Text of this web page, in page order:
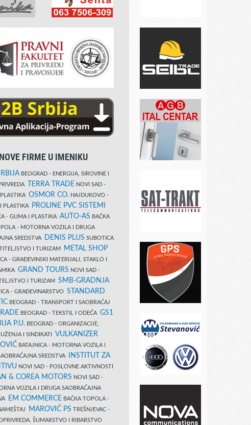
NOVE FIRME U IMENIKU
BEOGRAD - ENERGIJA, SIROVINE I
TERRA TRADE NOVI SAD -
OSMOR CO.HAJDUKOVO -
PLASTIKA
PROLINE PVC SISTEMI
- GUMA I PLASTIKA AUTO-AS BAČKA
- MOTORNA VOZILA I DRUGA
SREDSTVA
DENIS PLUS SUBOTICA
I TURIZAM
METAL SHOP
- GRAĐEVINSKI MATERIJALI, STAKLO I
GRAND TOURS NOVI SAD -
I TURIZAM SMB-GRADNJA
- GRAĐEVINARSTVO STANDARD
BEOGRAD - TRANSPORT I SAOBRAĆAJ
BEOGRAD - TEKSTIL I ODEĆA GS1
P.U.BEOGRAD - ORGANIZACIJE,
I SINDIKATI VULKANIZER
BATAJNICA - MOTORNA VOZILA I
SREDSTVA
INSTITUT ZA
NOVI SAD - POSLOVNE AKTIVNOSTI
& COREA MOTORS NOVI SAD -
VOZILA I DRUGA SAOBRAĆAJNA
EM COMMERCE BAČKA TOPOLA -
MAROVIĆ PS TREŠNJEVAC -
ŠUMARSTVO I RIBARSTVO